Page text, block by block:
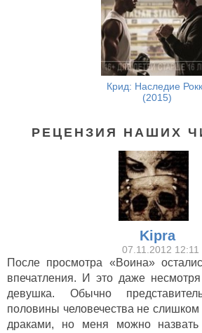
Крид: Наследие
(2015)
РЕЦЕНЗИЯ НАШИХ
Kipra
07.11.2012 12:11
После просмотра «Воина»
впечатления. И это даже
девушка. Обычно
половины человечества не слишком
драками, но меня можно